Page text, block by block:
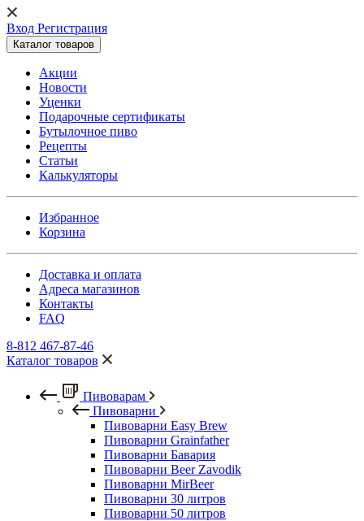
Вход Регистрация
Каталог товаров
Акции
Новости
Уценки
Подарочные сертификаты
Бутылочное пиво
Рецепты
Статьи
Калькуляторы
Избранное
Корзина
Доставка и оплата
Адреса магазинов
Контакты
FAQ
8-812 467-87-46
Каталог товаров
Пивоварам
Пивоварни
Пивоварни Easy Brew
Пивоварни Grainfather
Пивоварни Бавария
Пивоварни Beer Zavodik
Пивоварни MirBeer
Пивоварни 30 литров
Пивоварни 50 литров